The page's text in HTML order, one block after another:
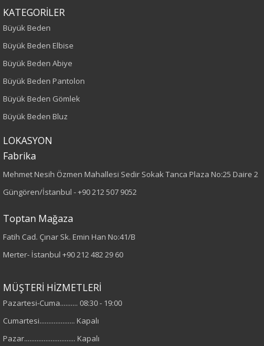
Yaş Grubu
Kalıp
Boy
80
Kumaş Tipi
Düz
Kumaş
%5 Elastan
KATEGORİLER
Büyük Beden
Büyük Beden Elbise
Büyük Beden Abiye
Büyük Beden Pantolon
Büyük Beden Gömlek
Büyük Beden Bluz
LOKASYON
Fabrika
Mehmet Nesih Özmen Mahallesi Sedir Sokak Tanca Plaza No:25 Daire 2
Güngören/İstanbul -+90 212 507 9052
Toptan Mağaza
Fatih Cad. Çınar Sk. Emin Han No:41/B
Merter- İstanbul +90 212 482 29 60
MÜŞTERİ HİZMETLERİ
Pazartesi-Cuma.......... 08:30 - 19:00
Cumartesi.................... Kapalı
Pazar............................. Kapalı